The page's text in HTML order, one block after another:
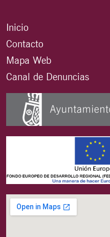
Inicio
Contacto
Mapa Web
Canal de Denuncias